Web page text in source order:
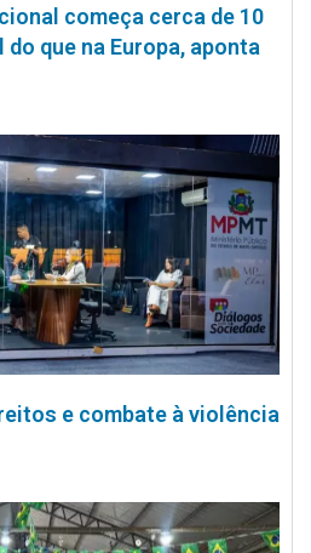
começa cerca de 10
que na Europa, aponta
e combate à violência